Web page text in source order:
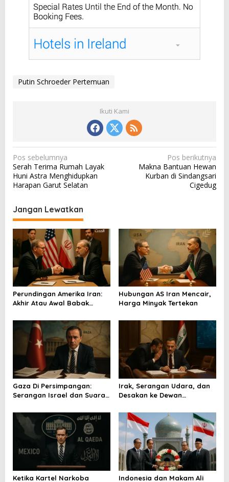
Putin Schroeder Pertemuan
Ikuti Kami
N
a
v
g
a
s
i
p
o
s
Pos sebelumnya
Serah Terima Rumah Layak
Huni Astra Menghidupkan
Harapan Garut Selatan
Pos berikutnya
Makna Bantuan Hewan
Kurban di Sindangsari
Cigedug
Jangan Lewatkan
Perundingan Amerika Iran:
Akhir Atau Awal Babak
Hubungan AS Iran Mencair,
Harga Minyak Tertekan
Gaza Di Persimpangan:
Serangan Israel dan Suara
Irak, Serangan Udara, dan
Desakan ke Dewan
Ketika Kartel Narkoba Indonesia dan Makam Ali